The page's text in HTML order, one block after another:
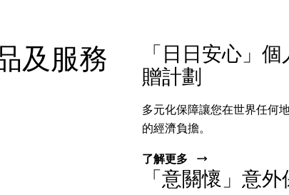
及服務
「日日安心」
贈計劃
多元化保障讓您在世界任何
的經濟負擔。
了解更多
「意關懷」意外